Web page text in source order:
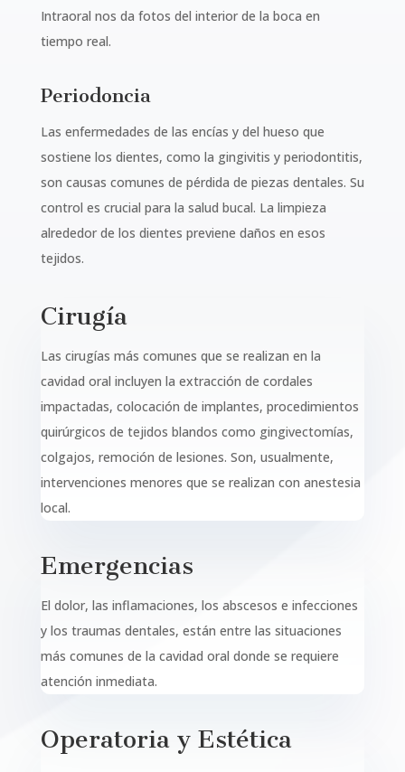
Intraoral nos da fotos del interior de la boca en
tiempo real.
Periodoncia
Las enfermedades de las encías y del hueso que
sostiene los dientes, como la gingivitis y periodontitis,
son causas comunes de pérdida de piezas dentales. Su
control es crucial para la salud bucal. La limpieza
alrededor de los dientes previene daños en esos
tejidos.
Cirugía
Las cirugías más comunes que se realizan en la
cavidad oral incluyen la extracción de cordales
impactadas, colocación de implantes, procedimientos
quirúrgicos de tejidos blandos como gingivectomías,
colgajos, remoción de lesiones. Son, usualmente,
intervenciones menores que se realizan con anestesia
local.
Emergencias
El dolor, las inflamaciones, los abscesos e infecciones
y los traumas dentales, están entre las situaciones
más comunes de la cavidad oral donde se requiere
atención inmediata.
Operatoria y Estética